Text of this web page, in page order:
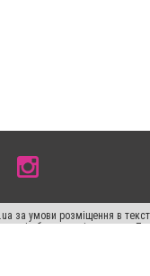
за умови розміщення в
або в якості джерела.